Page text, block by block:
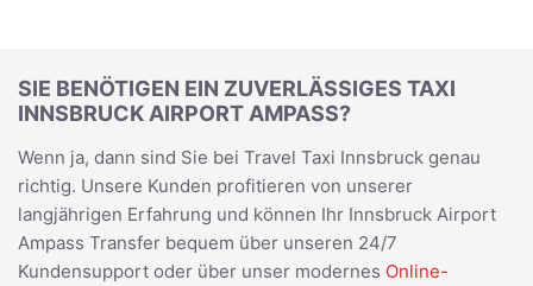
SIE BENÖTIGEN EIN ZUVERLÄSSIGES TAXI
INNSBRUCK AIRPORT AMPASS?
Wenn ja, dann sind Sie bei Travel Taxi Innsbruck genau
richtig. Unsere Kunden profitieren von unserer
langjährigen Erfahrung und können Ihr Innsbruck Airport
Ampass Transfer bequem über unseren 24/7
Kundensupport oder über unser modernes Online-